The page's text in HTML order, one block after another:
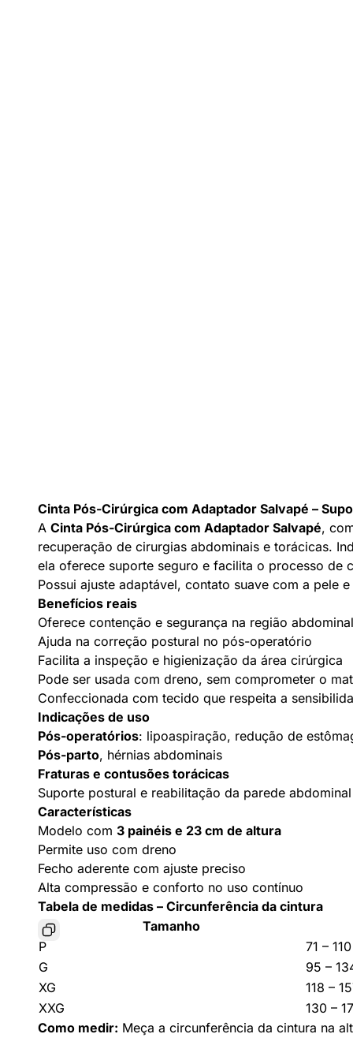
Cinta Pós-Cirúrgica com Adaptador Salvapé –
A Cinta Pós-Cirúrgica com Adaptador Salvapé,
recuperação de cirurgias abdominais e torácicas.
ela oferece suporte seguro e facilita o processo de
Possui ajuste adaptável, contato suave com a pele
Benefícios reais
Oferece contenção e segurança na região
Ajuda na correção postural no pós-operatório
Facilita a inspeção e higienização da área cirúrgica
Pode ser usada com dreno, sem comprometer o
Confeccionada com tecido que respeita a
Indicações de uso
Pós-operatórios: lipoaspiração, redução de
Pós-parto, hérnias abdominais
Fraturas e contusões torácicas
Suporte postural e reabilitação da parede abdominal
Características
Modelo com 3 painéis e 23 cm de altura
Permite uso com dreno
Fecho aderente com ajuste preciso
Alta compressão e conforto no uso contínuo
Tabela de medidas – Circunferência da cintura
Tamanho
P
71 –
G
95 –
XG
118 –
XXG
130 –
Como medir: Meça a circunferência da cintura na